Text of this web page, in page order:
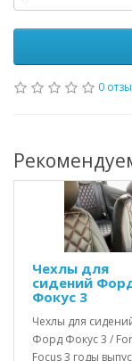
0
Чехлы для
сидений
Фокус 3
Чехлы для
Форд Фокус 3 /
Focus 3 годы